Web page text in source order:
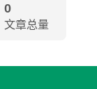
0
文章总量